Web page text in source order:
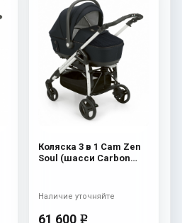
Коляска 3 в 1 Cam Zen
Soul (шасси Carbon
61 600 e
Наличие уточняйте